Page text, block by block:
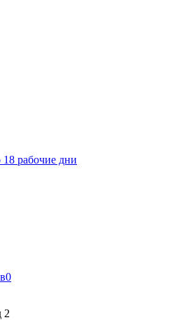
18 рабочие дни
0
2